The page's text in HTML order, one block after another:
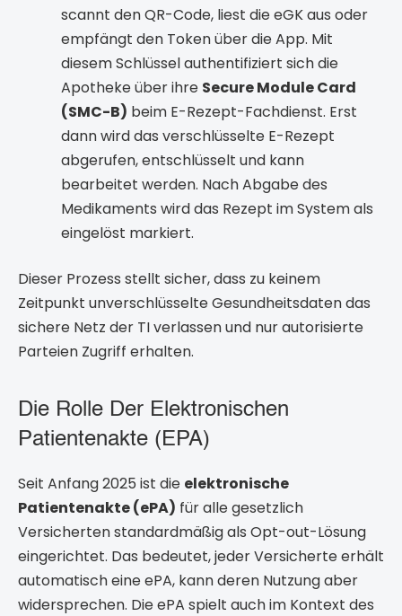
scannt den QR-Code, liest die eGK aus oder
empfängt den Token über die App. Mit
diesem Schlüssel authentifiziert sich die
Apotheke über ihre Secure Module Card
(SMC-B) beim E-Rezept-Fachdienst. Erst
dann wird das verschlüsselte E-Rezept
abgerufen, entschlüsselt und kann
bearbeitet werden. Nach Abgabe des
Medikaments wird das Rezept im System als
eingelöst markiert.
Dieser Prozess stellt sicher, dass zu keinem
Zeitpunkt unverschlüsselte Gesundheitsdaten das
sichere Netz der TI verlassen und nur autorisierte
Parteien Zugriff erhalten.
Die Rolle Der Elektronischen
Patientenakte (ePA)
Seit Anfang 2025 ist die elektronische
Patientenakte (ePA) für alle gesetzlich
Versicherten standardmäßig als Opt-out-Lösung
eingerichtet. Das bedeutet, jeder Versicherte erhält
automatisch eine ePA, kann deren Nutzung aber
widersprechen. Die ePA spielt auch im Kontext des